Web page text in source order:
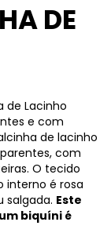
DE
de Lacinho
e com
de lacinho
com
O tecido
interno é rosa
salgada. Este
biquíni é